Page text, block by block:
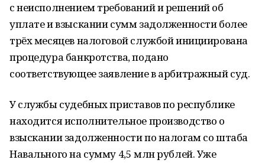
с неисполнением требований и решений об
уплате и взыскании сумм задолженности более
трёх месяцев налоговой службой инициирована
процедура банкротства, подано
соответствующее заявление в арбитражный суд.
У службы судебных приставов по республике
находится исполнительное производство о
взыскании задолженности по налогам со штаба
Навального на сумму 4,5 млн рублей. Уже